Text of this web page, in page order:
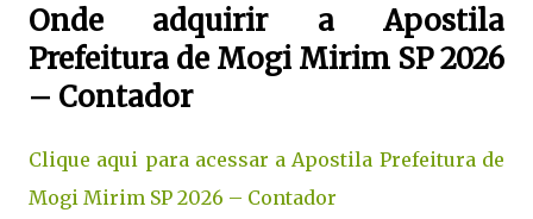
Onde adquirir a Apostila
Prefeitura de Mogi Mirim SP 2026
– Contador
Clique aqui para acessar a Apostila Prefeitura de
Mogi Mirim SP 2026 – Contador